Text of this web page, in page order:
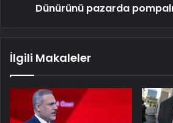
Dünürünü pazarda
İlgili Makaleler